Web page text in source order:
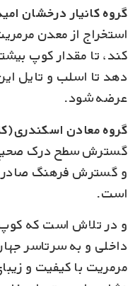
گروه کانیار درخشان
استخراج از معدن
کند، تا مقدار کوپ
دهد تا اسلب و تایل
عرضه شود.
گروه معادن
گسترش سطح درک صحیح
و گسترش فرهنگ
است.
و در تلاش است که کوپ
داخلی و به سرتاسر
مرمریت با کیفیت و